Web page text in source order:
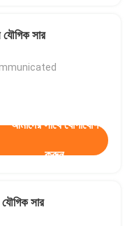
যৌগিক সার
আমাদের সাথে যোগাযোগ
করুন
সার